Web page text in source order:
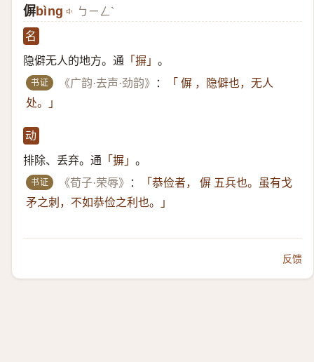
偋bìng ㄅㄧㄥˋ
名
隐僻无人的地方。通 「摒」 。
书证 《广韵·去声·劲韵》 ：
「 偋 ，隐僻也，无人
处。」
动
排除、丢弃。通 「摒」 。
书证 《荀子·荣辱》 ：
「恭俭者， 偋 五兵也。虽有戈
矛之刺，不如恭俭之利也。」
反馈